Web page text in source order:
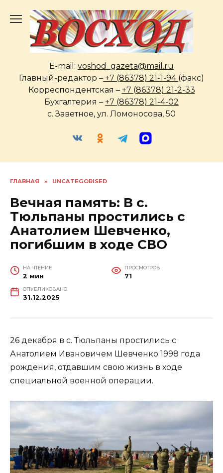
содержанию
E-mail: voshod_gazeta@mail.ru
Главный-редактор – +7 (86378) 21-1-94 (факс)
Корреспондентская – +7 (86378) 21-2-33
Бухгалтерия – +7 (86378) 21-4-02
с. Заветное, ул. Ломоносова, 50
ГЛАВНАЯ » UNCATEGORISED
Вечная память: В с.
Тюльпаны простились с
Анатолием Шевченко,
погибшим в ходе СВО
НА ЧТЕНИЕ
2 мин
ПРОСМОТРОВ
71
ОПУБЛИКОВАНО
31.12.2025
26 декабря в с. Тюльпаны простились с
Анатолием Ивановичем Шевченко 1998 года
рождения, отдавшим свою жизнь в ходе
специальной военной операции.